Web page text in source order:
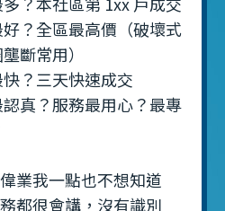
？全區最高價（破壞式
斷常用）
？三天快速成交
真？服務最用心？最專
業我一點也不想知道
務都很會講，沒有識別